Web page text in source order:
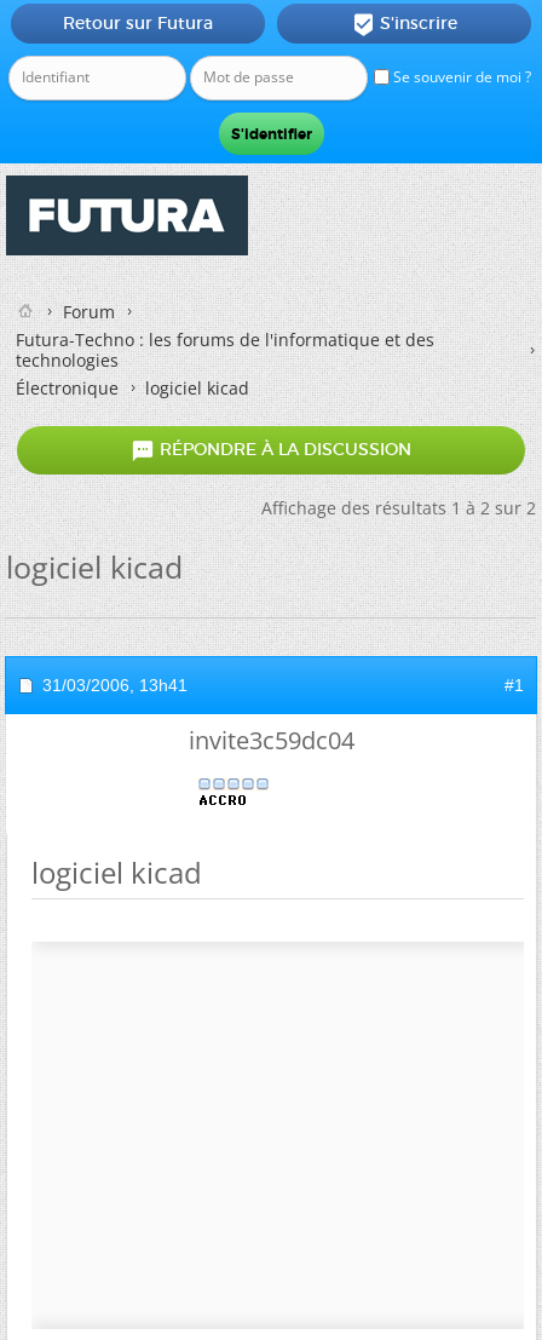
Se souvenir de moi ?
Retour sur Futura  S'inscrire
Forum
Futura-Techno : les forums de l'informatique et des
technologies
Électronique
logiciel kicad
 RÉPONDRE À LA DISCUSSION
Affichage des résultats 1 à 2 sur 2
logiciel kicad
31/03/2006, 13h41 #1
invite3c59dc04
logiciel kicad